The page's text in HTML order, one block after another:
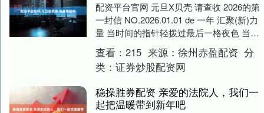
配资平台官网 元旦X贝壳 请查收 2026的第
一封信 NO.2026.01.01 de 一年 汇聚(新)力
量 当时间的指针轻拨过最后一格夜色 当时
光的扉页悄然翻....
查看： 215 来源： 徐州赤盈配资 分
类： 证券炒股配资网
稳操胜券配资 亲爱的法院人，我们一
起把温暖带到新年吧